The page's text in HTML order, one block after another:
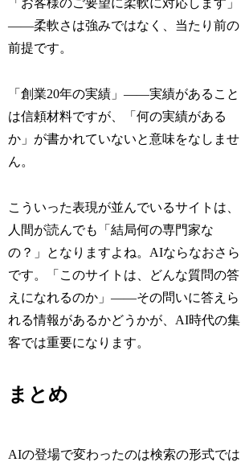
「お客様のご要望に柔軟に対応します」
——柔軟さは強みではなく、当たり前の
前提です。
「創業20年の実績」——実績があること
は信頼材料ですが、「何の実績がある
か」が書かれていないと意味をなしませ
ん。
こういった表現が並んでいるサイトは、
人間が読んでも「結局何の専門家な
の？」となりますよね。AIならなおさら
です。「このサイトは、どんな質問の答
えになれるのか」——その問いに答えら
れる情報があるかどうかが、AI時代の集
客では重要になります。
まとめ
AIの登場で変わったのは検索の形式では